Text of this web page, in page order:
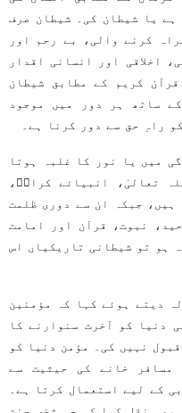
یا شیطان کی۔ شیطان صرف
کرنے والی، بے رحم اور
اخلاقی اور انسانی اقدار
کریم کے مطابق شیطان
ساتھ ہر دور میں موجود
راہِ حق سے دور کرنا ہے۔
میں یا نور کا غلبہ ہوتا
تعالیٰ، انبیائے کرامؑ،
ہیں، جبکہ ان سے دوری ظلمت
نبوت، قرآن اور امامت
ہو تو شیطانی تاریکیاں اس
دیتے ہوئے کہا کہ مؤمنین
دنیا کو آخرت سنوارنے کا
نہیں کی۔ مؤمن دنیا کو
مسافر خانے کی حیثیت سے
کے لیے استعمال کرتا ہے۔